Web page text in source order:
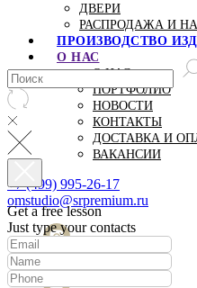
ДВЕРИ
РАСПРОДАЖА И
ПРОИЗВОДСТВО
О НАС
О НАС
ПОРТФОЛИО
НОВОСТИ
КОНТАКТЫ
ДОСТАВКА И
ВАКАНСИИ
+7 (499) 995-26-17
omstudio@srpremium.ru
Get a free lesson
Just type your contacts